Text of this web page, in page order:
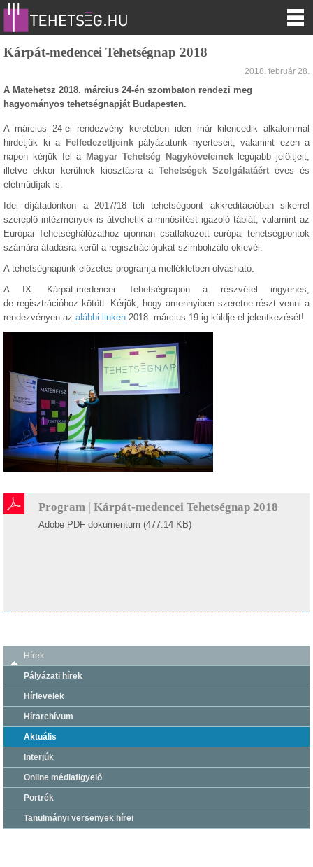
Kárpát-medencei Tehetségnap 2018
2018. február 28.
A Matehetsz 2018. március 24-én szombaton rendezi meg
hagyományos tehetségnapját Budapesten.
A március 24-ei rendezvény keretében idén már kilencedik alkalommal
hirdetjük ki a Felfedezettjeink pályázatunk nyerteseit, valamint ezen a
napon kérjük fel a Magyar Tehetség Nagyköveteineklegújabb jelöltjeit,
illetve ekkor kerülnek kiosztásra a Tehetségek Szolgálatáért éves és
életműdíjak is.
Idei díjátadónkon a 2017/18 téli tehetségpont akkreditációban sikerrel
szereplő intézmények is átvehetik a minősítést igazoló táblát, valamint az
Európai Tehetséghálózathoz újonnan csatlakozott európai tehetségpontok
számára átadásra kerül a regisztrációjukat szimbolizáló oklevél.
A tehetségnapunk előzetes programja mellékletben olvasható.
A IX. Kárpát-medencei Tehetségnapon a részvétel ingyenes,
de regisztrációhoz kötött. Kérjük, hogy amennyiben szeretne részt venni a
rendezvényen az alábbi linken 2018. március 19-ig küldje el jelentkezését!
Program | Kárpát-medencei Tehetségnap 2018
Adobe PDF dokumentum (477.14 KB)
Hírek
Pályázati hírek
Hírlevelek
Hírarchívum
Aktuális
Interjúk
Online médiafigyelő
Portrék
Tanulmányi versenyek hírei